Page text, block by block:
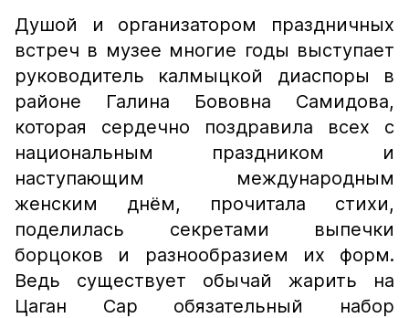
Душой и организатором праздничных
встреч в музее многие годы выступает
руководитель калмыцкой диаспоры в
районе Галина Бововна Самидова,
которая сердечно поздравила всех с
национальным праздником и
наступающим международным
женским днём, прочитала стихи,
поделилась секретами выпечки
борцоков и разнообразием их форм.
Ведь существует обычай жарить на
Цаган Сар обязательный набор